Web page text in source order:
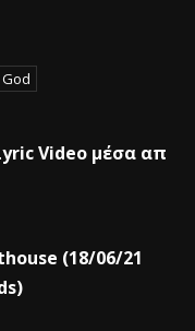
Video μέσα απ
(18/06/21